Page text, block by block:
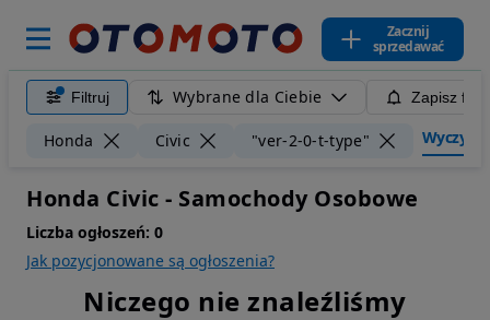
Zacznij
sprzedawać
Filtruj Wybrane dla Ciebie Zapisz
Honda Civic "ver-2-0-t-type" Wyczyść
Honda Civic - Samochody Osobowe
Liczba ogłoszeń: 0
Jak pozycjonowane są ogłoszenia?
Niczego nie znaleźliśmy